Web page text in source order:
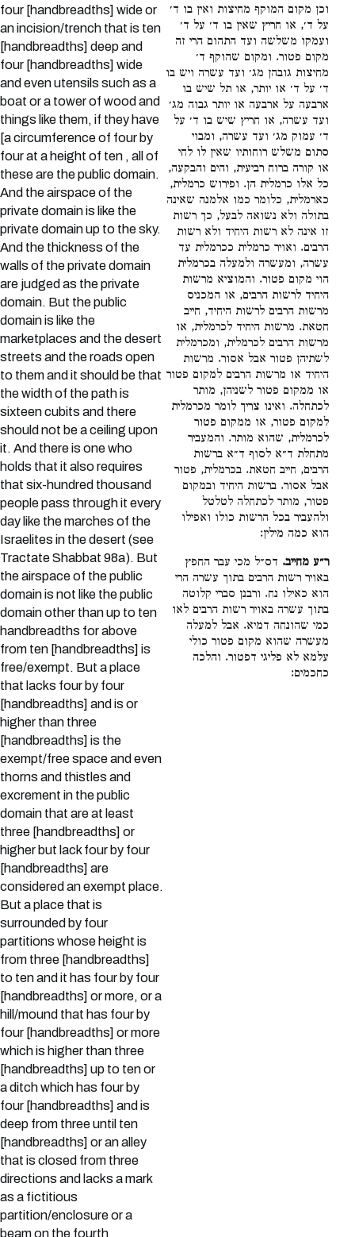
four [handbreadths] wide or
an incision/trench that is ten
[handbreadths] deep and
four [handbreadths] wide
and even utensils such as a
boat or a tower of wood and
things like them, if they have
[a circumference of four by
four at a height of ten , all of
these are the public domain.
And the airspace of the
private domain is like the
private domain up to the sky.
And the thickness of the
walls of the private domain
are judged as the private
domain. But the public
domain is like the
marketplaces and the desert
streets and the roads open
to them and it should be that
the width of the path is
sixteen cubits and there
should not be a ceiling upon
it. And there is one who
holds that it also requires
that six-hundred thousand
people pass through it every
day like the marches of the
Israelites in the desert (see
Tractate Shabbat 98a). But
the airspace of the public
domain is not like the public
domain other than up to ten
handbreadths for above
from ten [handbreadths] is
free/exempt. But a place
that lacks four by four
[handbreadths] and is or
higher than three
[handbreadths] is the
exempt/free space and even
thorns and thistles and
excrement in the public
domain that are at least
three [handbreadths] or
higher but lack four by four
[handbreadths] are
considered an exempt place.
But a place that is
surrounded by four
partitions whose height is
from three [handbreadths]
to ten and it has four by four
[handbreadths] or more, or a
hill/mound that has four by
four [handbreadths] or more
which is higher than three
[handbreadths] up to ten or
a ditch which has four by
four [handbreadths] and is
deep from three until ten
[handbreadths] or an alley
that is closed from three
directions and lacks a mark
as a fictitious
partition/enclosure or a
beam on the fourth
וכן מקום המוקף מחיצות ואין בו ד׳
על ד׳, או חריץ שאין בו ד׳ על ד׳
ועמקו משלשה ועד התהום הרי זה
מקום פטור. ומקום שהוקף ד׳
מחיצות גובהן מג׳ ועד עשרה ויש בו
ד׳ על ד׳ או יותר, או תל שיש בו
ארבעה על ארבעה או יותר גבוה מג׳
ועד עשרה, או חריץ שיש בו ד׳ על
ד׳ עמוק מג׳ ועד עשרה, ומבוי
סתום משלש רוחותיו שאין לו לחי
או קורה ברוח רביעית, והים והבקעה,
כל אלו כרמלית הן. ופירוש כרמלית,
כארמלית, כלומר כמו אלמנה שאינה
בתולה ולא נשואה לבעל, כך רשות
זו אינה לא רשות היחיד ולא רשות
הרבים. ואויר כרמלית ככרמלית עד
עשרה, ומעשרה ולמעלה בכרמלית
הוי מקום פטור. והמוציא מרשות
היחיד לרשות הרבים, או המכניס
מרשות הרבים לרשות היחיד, חייב
חטאת. מרשות היחיד לכרמלית, או
מרשות הרבים לכרמלית, ומכרמלית
לשתיהן פטור אבל אסור. מרשות
היחיד או מרשות הרבים למקום פטור
או ממקום פטור לשניהן, מותר
לכתחלה. ואינו צריך לומר מכרמלית
למקום פטור, או ממקום פטור
לכרמלית, שהוא מותר. והמעביר
מתחלת ד״א לסוף ד״א ברשות
הרבים, חייב חטאת. בכרמלית, פטור
אבל אסור. ברשות היחיד ובמקום
פטור, מותר לכתחלה לטלטל
ולהעביר בכל הרשות כולו ואפילו
הוא כמה מילין:
ר״ע מחייב. דס״ל מכי עבר החפץ
באויר רשות הרבים בתוך עשרה הרי
הוא כאילו נח. ורבנן סברי קלוטה
בתוך עשרה באויר רשות הרבים לאו
כמי שהונחה דמיא. אבל למעלה
מעשרה שהוא מקום פטור כולי
עלמא לא פליגי דפטור. והלכה
כחכמים: